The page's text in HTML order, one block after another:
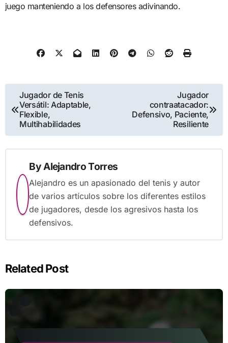
juego manteniendo a los defensores adivinando.
Post
navigation
Jugador de Tenis
Versátil: Adaptable,
Flexible,
Multihabilidades
Jugador
contraatacador:
Defensivo, Paciente,
Resiliente
ByAlejandro Torres
Alejandro es un apasionado del tenis y autor
de varios artículos sobre los diferentes estilos
de jugadores, desde los agresivos hasta los
defensivos.
Related Post